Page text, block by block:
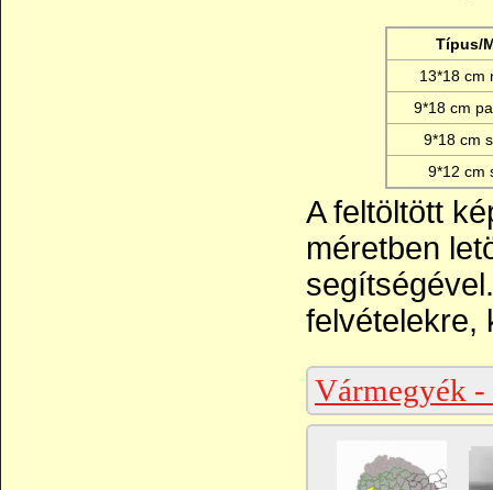
Típus/
13*18 cm
9*18 cm
9*18 cm
9*12 cm
A feltöltött
méretben
felvételekre,
Vármegyék -